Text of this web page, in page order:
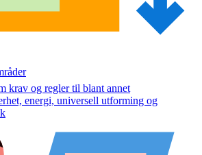
krav og regler til blant annet
energi, universell utforming og